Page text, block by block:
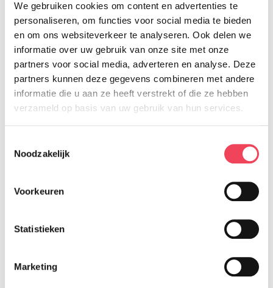
We gebruiken cookies om content en advertenties te
personaliseren, om functies voor social media te bieden
en om ons websiteverkeer te analyseren. Ook delen we
informatie over uw gebruik van onze site met onze
partners voor social media, adverteren en analyse. Deze
partners kunnen deze gegevens combineren met andere
informatie die u aan ze heeft verstrekt of die ze hebben
verzameld op basis van uw gebruik van hun services.
Noodzakelijk
Voorkeuren
Statistieken
Marketing
Oogverwijdering
Als je voor een oogverwijdering staat, heb je vaak
veel vragen. Wat gaat er precies gebeuren? Wat
zijn de gevolgen van de operatie? Naar welke arts